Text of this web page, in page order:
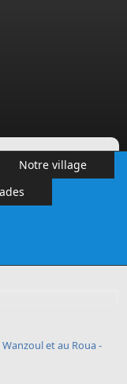
Notre village
et au Roua -